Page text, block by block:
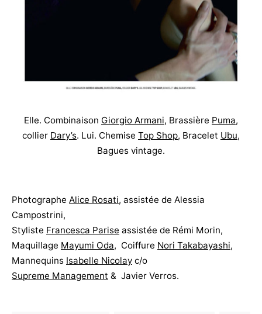
Elle. Combinaison Giorgio Armani, Brassière Puma,
collier Dary’s. Lui. Chemise Top Shop, Bracelet Ubu,
Bagues vintage.
Photographe Alice Rosati, assistée de Alessia
Campostrini,
Styliste Francesca Parise assistée de Rémi Morin,
Maquillage Mayumi Oda, Coiffure Nori Takabayashi,
Mannequins Isabelle Nicolay c/o
Supreme Management & Javier Verros.